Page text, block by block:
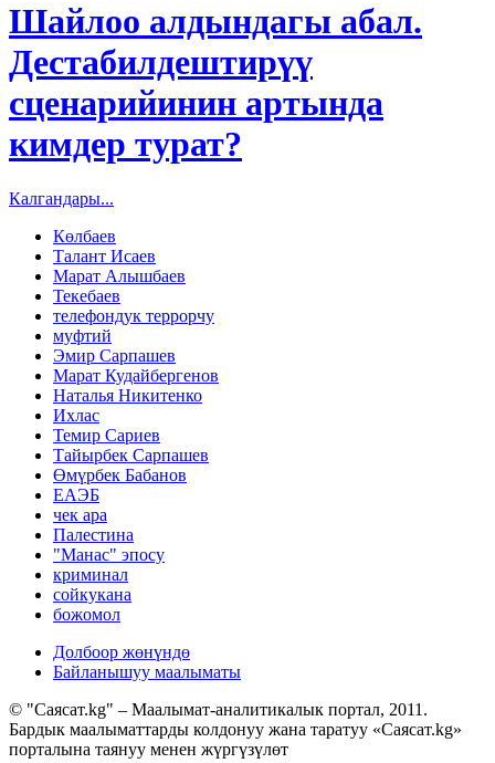
Шайлоо алдындагы абал.
Дестабилдештирүү
сценарийинин артында
кимдер турат?
Калгандары...
Көлбаев
Талант Исаев
Марат Алышбаев
Текебаев
телефондук террорчу
муфтий
Эмир Сарпашев
Марат Кудайбергенов
Наталья Никитенко
Ихлас
Темир Сариев
Тайырбек Сарпашев
Өмүрбек Бабанов
ЕАЭБ
чек ара
Палестина
"Манас" эпосу
криминал
сойкукана
божомол
Долбоор жөнүндө
Байланышуу маалыматы
© "Саясат.kg" – Маалымат-аналитикалык портал, 2011.
Бардык маалыматтарды колдонуу жана таратуу «Саясат.kg»
порталына таянуу менен жүргүзүлөт